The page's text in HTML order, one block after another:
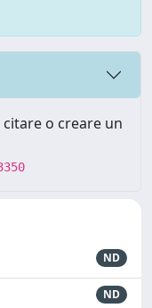
o creare un
ND
ND